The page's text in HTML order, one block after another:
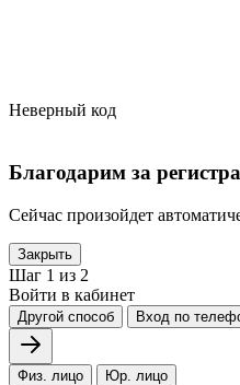
Неверный код
Благодарим за
Сейчас произойдет
Закрыть
Шаг 1 из 2
Войти в кабинет
Другой способ Вход по
Физ. лицо Юр. лицо